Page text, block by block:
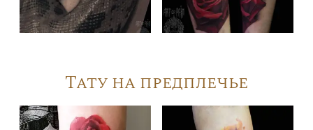
Тату на предплечье